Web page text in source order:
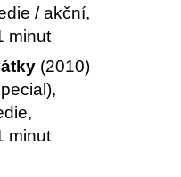
/ akční,
minut
(2010)
minut